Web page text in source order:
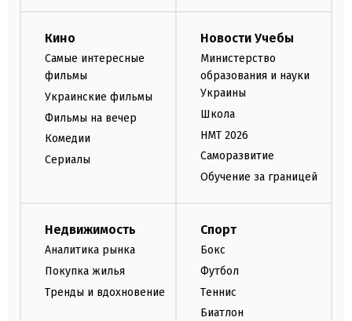
Кино
Самые интересные
фильмы
Украинские фильмы
Фильмы на вечер
Комедии
Сериалы
Новости Учебы
Министерство
образования и науки
Украины
Школа
НМТ 2026
Саморазвитие
Обучение за границей
Недвижимость
Аналитика рынка
Покупка жилья
Тренды и вдохновение
Спорт
Бокс
Футбол
Теннис
Биатлон